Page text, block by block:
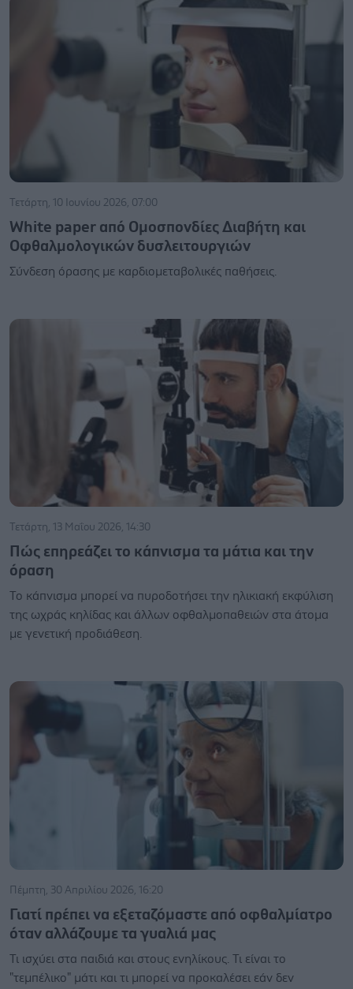
Τετάρτη, 10 Ιουνίου 2026, 07:00
White paper από Ομοσπονδίες Διαβήτη και
Οφθαλμολογικών δυσλειτουργιών
Σύνδεση όρασης με καρδιομεταβολικές παθήσεις.
Τετάρτη, 13 Μαΐου 2026, 14:30
Πώς επηρεάζει το κάπνισμα τα μάτια και την
όραση
Το κάπνισμα μπορεί να πυροδοτήσει την ηλικιακή εκφύλιση
της ωχράς κηλίδας και άλλων οφθαλμοπαθειών στα άτομα
με γενετική προδιάθεση.
Πέμπτη, 30 Απριλίου 2026, 16:20
Γιατί πρέπει να εξεταζόμαστε από οφθαλμίατρο
όταν αλλάζουμε τα γυαλιά μας
Τι ισχύει στα παιδιά και στους ενηλίκους. Τι είναι το
"τεμπέλικο" μάτι και τι μπορεί να προκαλέσει εάν δεν